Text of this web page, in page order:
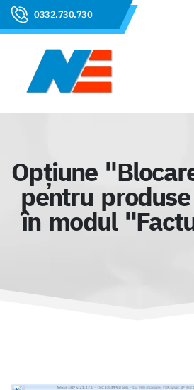
0332.730.730
Opțiune
pentru
în modul